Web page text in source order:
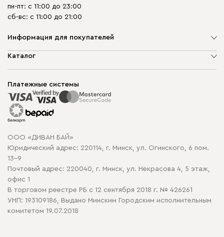
пн-пт: с 11:00 до 23:00
сб-вс: с 11:00 до 21:00
Информация для покупателей
О компании
Способы оплаты
Рассрочка и кредит
Гарантия
Карта сайта
Политика конфиденциальности
Политика в отношении обработки cookie
Каталог
Корпусная мебель
Распродажа мебели
Платежные системы
ООО «ДИВАН БАЙ»
Юридический адрес: 220114, г. Минск, ул. Огинского, 6 пом.
13-9
Почтовый адрес: 220040, г. Минск, ул. Некрасова 4, 5 этаж,
офис 1
В торговом реестре РБ с 12 сентября 2018 г. № 426261
УНП: 193109186, Выдано Минским Городским исполнительным
комитетом 19.07.2018